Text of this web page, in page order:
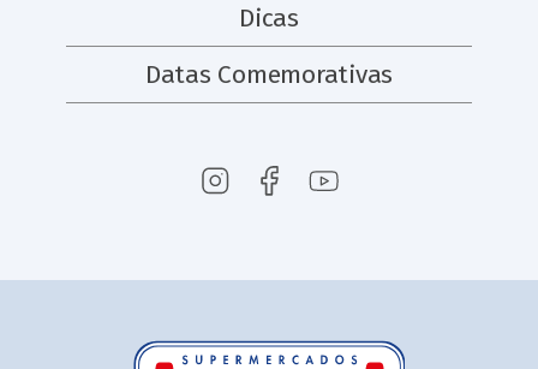
Dicas
Datas Comemorativas